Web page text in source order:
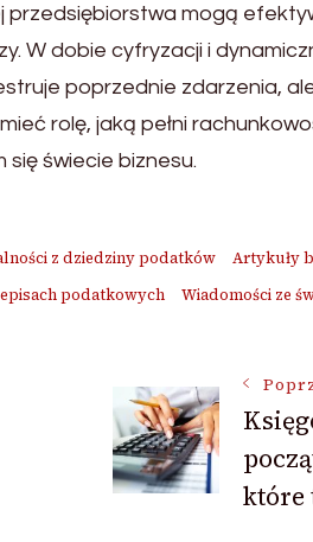
przedsiębiorstwa mogą
W dobie cyfryzacji i
poprzednie zdarzenia,
rolę, jaką pełni
się świecie biznesu.
z dziedziny podatków Artykuły
podatkowych
Wiadomości ze
wpisuktóre